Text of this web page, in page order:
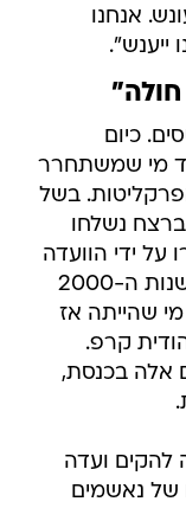
אנחנו
ייענש".
כיום
מי שמשתחרר
בשל
נשלחו
על ידי הוועדה
הפסיכיאטרית, הוקם כבר בתחילת שנות ה-2000
שהייתה אז
קרפ.
אלה בכנסת,
להקים ועדה
של נאשמים